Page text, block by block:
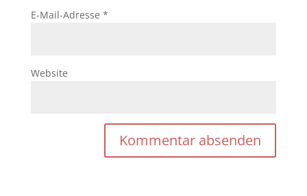
E-Mail-Adresse *
Website